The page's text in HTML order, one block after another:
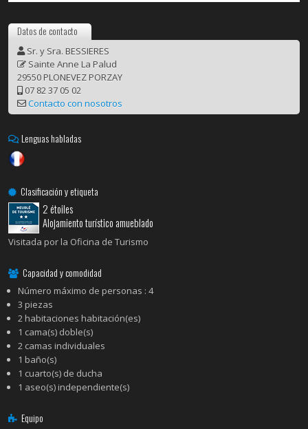
Datos de contacto
Sr. y Sra. BESSIERES
Sainte Anne La Palud
29550 PLONEVEZ PORZAY
07 82 37 05 02
Contacto con nosotros
Lenguas habladas
Clasificación y etiqueta
2 étoiles
Alojamiento turístico amueblado
Visitada por la Oficina de Turismo
Capacidad y comodidad
Número máximo de personas : 4
3 piezas
2 habitaciones habitación(es)
1 cama(s) doble(s)
2 camas individuales
1 baño(s)
1 cuarto(s) de ducha
1 aseo(s) independiente(s)
Equipo